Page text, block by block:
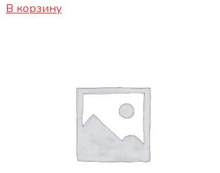
В корзину